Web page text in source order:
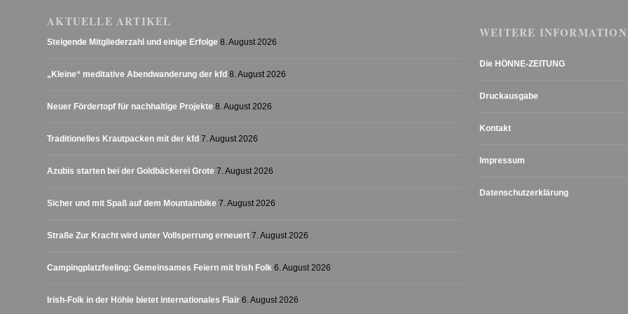
AKTUELLE ARTIKEL
Steigende Mitgliederzahl und einige Erfolge 8. August 2026
„Kleine“ meditative Abendwanderung der kfd 8. August 2026
Neuer Fördertopf für nachhaltige Projekte 8. August 2026
Traditionelles Krautpacken mit der kfd 7. August 2026
Azubis starten bei der Goldbäckerei Grote 7. August 2026
Sicher und mit Spaß auf dem Mountainbike 7. August 2026
Straße Zur Kracht wird unter Vollsperrung erneuert 7. August 2026
Campingplatzfeeling: Gemeinsames Feiern mit Irish Folk 6. August 2026
Irish-Folk in der Höhle bietet internationales Flair 6. August 2026
WEITERE
Die HÖNNE-ZEITUNG
Druckausgabe
Kontakt
Impressum
Datenschutzerklärung